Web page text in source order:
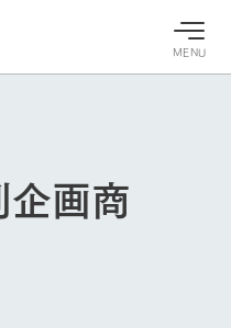
MENU
情報画商